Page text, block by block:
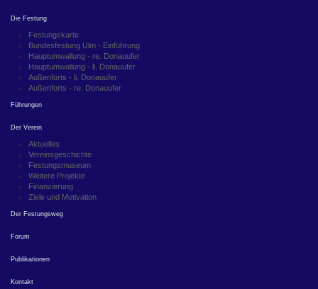
Die Festung
Festungskarte
Bundesfestung Ulm - Einführung
Hauptumwallung - re. Donauufer
Hauptumwallung - li. Donauufer
Außenforts - li. Donauufer
Außenforts - re. Donauufer
Führungen
Der Verein
Aktuelles
Vereinsgeschichte
Festungsmuseum
Weitere Projekte
Finanzierung
Ziele und Motivation
Der Festungsweg
Forum
Publikationen
Kontakt